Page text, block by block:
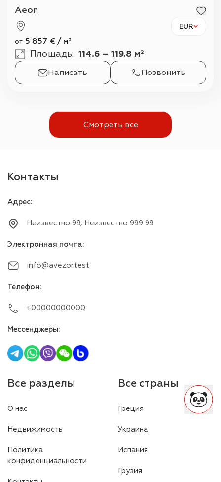
Aeon
EUR
от 5 857 € / м²
Площадь: 114.6 – 119.8 м²
Написать Позвонить
Смотреть все
Контакты
Адрес:
Неизвестно 99, Неизвестно 999 99
Электронная почта:
info@avezor.test
Телефон:
+00000000000
Мессенджеры:
Все разделы
О нас
Недвижимость
Политика
конфиденциальности
Все страны
Греция
Украина
Испания
Грузия